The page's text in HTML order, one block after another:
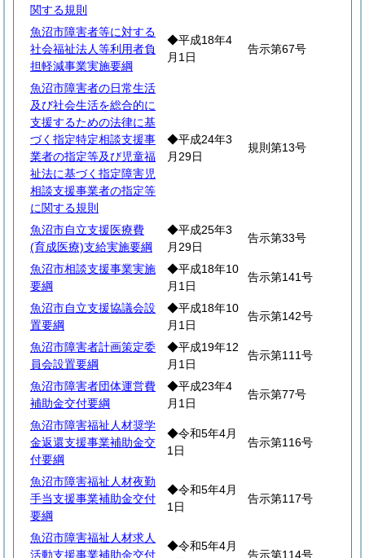
関する規則
魚沼市障害者等に対する
社会福祉法人等利用者負
担軽減事業実施要綱
◆平成18年4
月1日
告示第67号
魚沼市障害者の日常生活
及び社会生活を総合的に
支援するための法律に基
づく指定特定相談支援事
業者の指定等及び児童福
祉法に基づく指定障害児
相談支援事業者の指定等
に関する規則
◆平成24年3
月29日
規則第13号
魚沼市自立支援医療費
(育成医療)支給実施要綱
◆平成25年3
月29日
告示第33号
魚沼市相談支援事業実施
要綱
◆平成18年10
月1日
告示第141号
魚沼市自立支援協議会設
置要綱
◆平成18年10
月1日
告示第142号
魚沼市障害者計画策定委
員会設置要綱
◆平成19年12
月1日
告示第111号
魚沼市障害者団体運営費
補助金交付要綱
◆平成23年4
月1日
告示第77号
魚沼市障害福祉人材奨学
金返還支援事業補助金交
付要綱
◆令和5年4月
1日
告示第116号
魚沼市障害福祉人材夜勤
手当支援事業補助金交付
要綱
◆令和5年4月
1日
告示第117号
魚沼市障害福祉人材求人
活動支援事業補助金交付
◆令和5年4月
告示第114号